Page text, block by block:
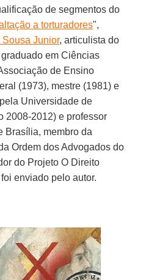
de segmentos do
a torturadores",
Junior, articulista do
em Ciências
de Ensino
(1973), mestre (1981) e
Universidade de
2008-2012) e professor
Brasília, membro da
Ordem dos Advogados do
do Projeto O Direito
enviado pelo autor.